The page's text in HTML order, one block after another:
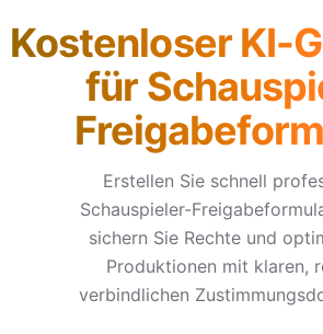
ANMELDEN
Kostenloser KI-
für
Erstellen Sie schnell
Schauspieler-
sichern Sie Rechte und
Produktionen mit klaren,
verbindlichen